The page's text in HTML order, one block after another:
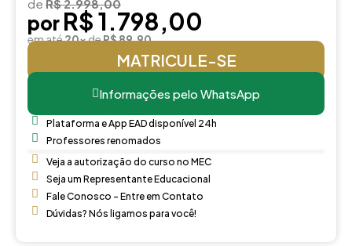
de R$ 2.998,00
por R$ 1.798,00
em até20xdeR$ 89,90
MATRICULE-SE
Informações pelo WhatsApp
Plataforma e App EAD disponível 24h
Professores renomados
Veja a autorização do curso no MEC
Seja um Representante Educacional
Fale Conosco - Entre em Contato
Dúvidas? Nós ligamos para você!